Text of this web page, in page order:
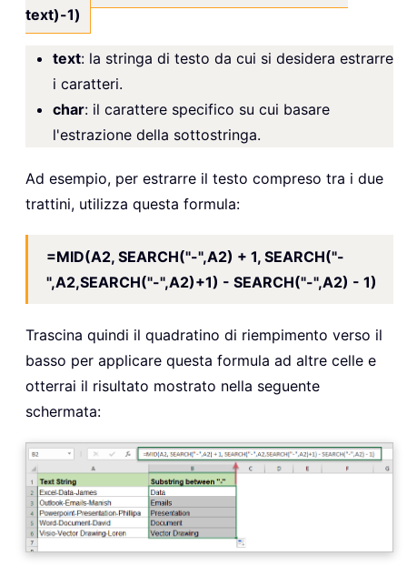
text)-1)
text: la stringa di testo da cui si desidera estrarre
i caratteri.
char: il carattere specifico su cui basare
l'estrazione della sottostringa.
Ad esempio, per estrarre il testo compreso tra i due
trattini, utilizza questa formula:
=MID(A2, SEARCH("-",A2) + 1, SEARCH("-
",A2,SEARCH("-",A2)+1) - SEARCH("-",A2) - 1)
Trascina quindi il quadratino di riempimento verso il
basso per applicare questa formula ad altre celle e
otterrai il risultato mostrato nella seguente
schermata: